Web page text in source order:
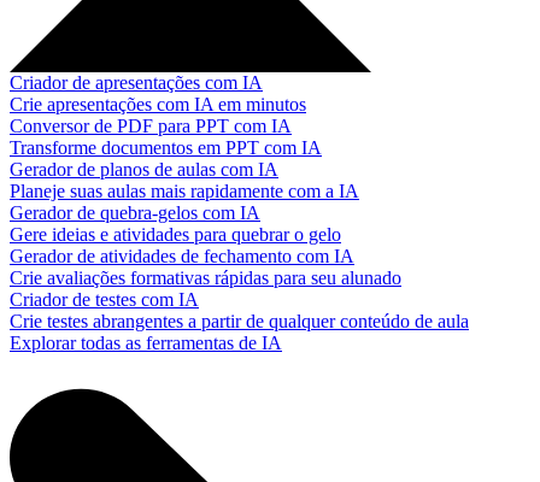
Criador de apresentações com IA
Crie apresentações com IA em minutos
Conversor de PDF para PPT com IA
Transforme documentos em PPT com IA
Gerador de planos de aulas com IA
Planeje suas aulas mais rapidamente com a IA
Gerador de quebra-gelos com IA
Gere ideias e atividades para quebrar o gelo
Gerador de atividades de fechamento com IA
Crie avaliações formativas rápidas para seu alunado
Criador de testes com IA
Crie testes abrangentes a partir de qualquer conteúdo de aula
Explorar todas as ferramentas de IA